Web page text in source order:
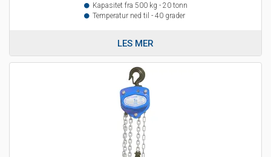
Kapasitet fra 500 kg - 20 tonn
Temperatur ned til - 40 grader
LES MER